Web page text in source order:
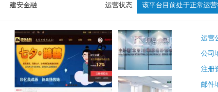
建安金融 运营状态 该平台目前处于正常运
运营
公司
注册
邮件